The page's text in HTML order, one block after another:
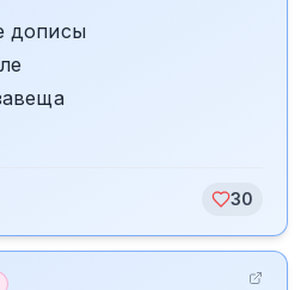
дописы
30